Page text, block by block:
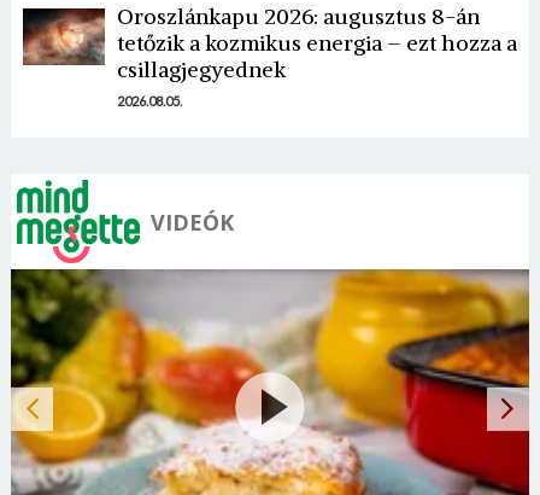
Oroszlánkapu 2026: augusztus 8-án
tetőzik a kozmikus energia – ezt hozza a
csillagjegyednek
2026.08.05.
VIDEÓK